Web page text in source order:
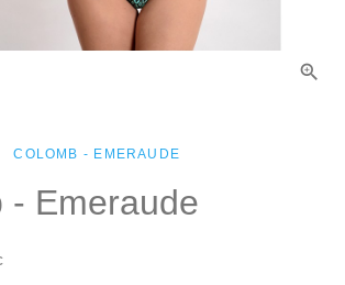
COLOMB - EMERAUDE
- Emeraude